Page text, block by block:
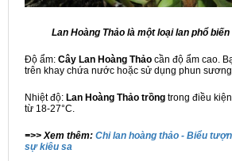
Lan Hoàng Thảo là một loại lan phổ
Độ ẩm: Cây Lan Hoàng Thảo cần độ ẩm cao.
trên khay chứa nước hoặc sử dụng phun sương
Nhiệt độ: Lan Hoàng Thảo trồng trong điều
từ 18-27°C.
=>> Xem thêm: Chi lan hoàng thảo - Biểu
sự kiêu sa